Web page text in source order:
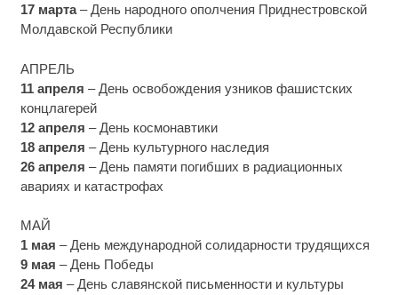
17 марта– День народного ополчения Приднестровской
Молдавской Республики
АПРЕЛЬ
11 апреля – День освобождения узников фашистских
концлагерей
12 апреля – День космонавтики
18 апреля – День культурного наследия
26 апреля – День памяти погибших в радиационных
авариях и катастрофах
МАЙ
1 мая – День международной солидарности трудящихся
9 мая – День Победы
24 мая – День славянской письменности и культуры